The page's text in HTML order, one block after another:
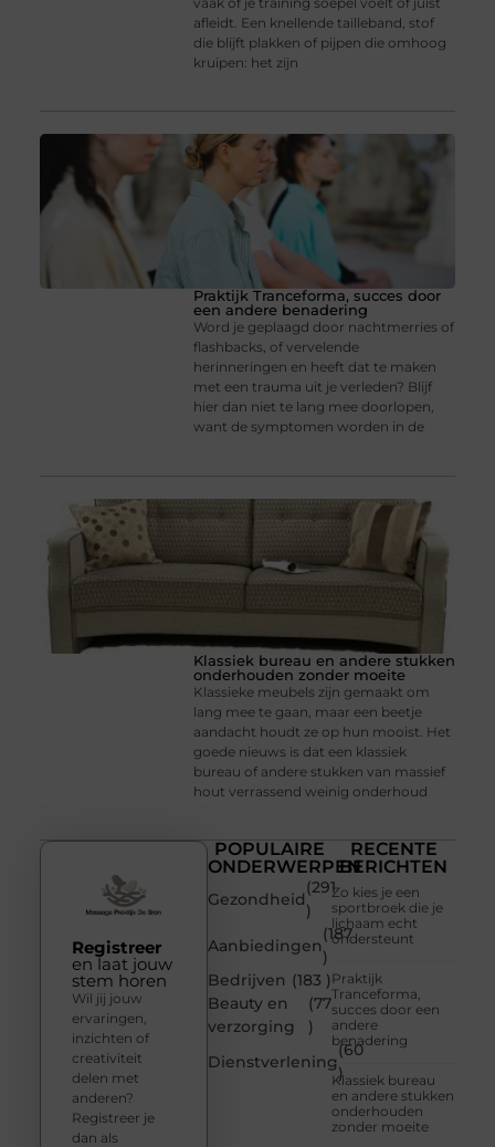
afleidt. Een knellende tailleband, stof
die blijft plakken of pijpen die omhoog
kruipen: het zijn
Praktijk Tranceforma, succes door
een andere benadering
Word je geplaagd door nachtmerries of
flashbacks, of vervelende
herinneringen en heeft dat te maken
met een trauma uit je verleden? Blijf
hier dan niet te lang mee doorlopen,
want de symptomen worden in de
Klassiek bureau en andere stukken
onderhouden zonder moeite
Klassieke meubels zijn gemaakt om
lang mee te gaan, maar een beetje
aandacht houdt ze op hun mooist. Het
goede nieuws is dat een klassiek
bureau of andere stukken van massief
hout verrassend weinig onderhoud
POPULAIRE
ONDERWERPEN
Gezondheid
(291
)
Aanbiedingen
(187
)
Bedrijven (183 )
Beauty en
verzorging
(77
)
Dienstverlening
(60
)
RECENTE
BERICHTEN
Zo kies je een
sportbroek die je
lichaam echt
ondersteunt
Praktijk
Tranceforma,
succes door een
andere
benadering
Klassiek bureau
en andere stukken
onderhouden
zonder moeite
Registreer
en laat jouw
stem horen
Wil jij jouw
ervaringen,
inzichten of
creativiteit
delen met
anderen?
Registreer je
dan als